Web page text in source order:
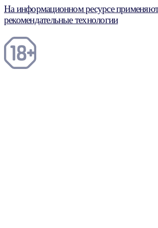
На информационном ресурсе
рекомендательные технологии